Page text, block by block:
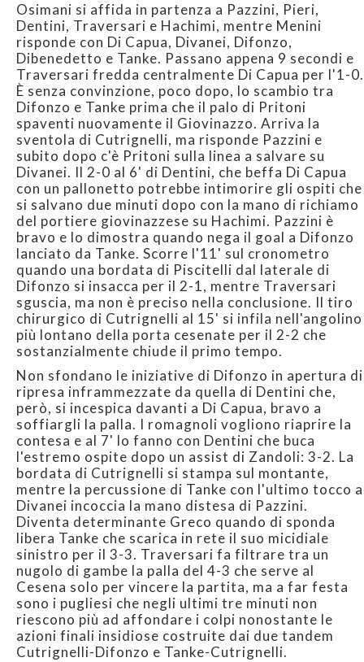
Osimani si affida in partenza a Pazzini, Pieri,
Dentini, Traversari e Hachimi, mentre Menini
risponde con Di Capua, Divanei, Difonzo,
Dibenedetto e Tanke. Passano appena 9 secondi e
Traversari fredda centralmente Di Capua per l'1-0.
È senza convinzione, poco dopo, lo scambio tra
Difonzo e Tanke prima che il palo di Pritoni
spaventi nuovamente il Giovinazzo. Arriva la
sventola di Cutrignelli, ma risponde Pazzini e
subito dopo c'è Pritoni sulla linea a salvare su
Divanei. Il 2-0 al 6' di Dentini, che beffa Di Capua
con un pallonetto potrebbe intimorire gli ospiti che
si salvano due minuti dopo con la mano di richiamo
del portiere giovinazzese su Hachimi. Pazzini è
bravo e lo dimostra quando nega il goal a Difonzo
lanciato da Tanke. Scorre l'11' sul cronometro
quando una bordata di Piscitelli dal laterale di
Difonzo si insacca per il 2-1, mentre Traversari
sguscia, ma non è preciso nella conclusione. Il tiro
chirurgico di Cutrignelli al 15' si infila nell'angolino
più lontano della porta cesenate per il 2-2 che
sostanzialmente chiude il primo tempo.
Non sfondano le iniziative di Difonzo in apertura di
ripresa inframmezzate da quella di Dentini che,
però, si incespica davanti a Di Capua, bravo a
soffiargli la palla. I romagnoli vogliono riaprire la
contesa e al 7' lo fanno con Dentini che buca
l'estremo ospite dopo un assist di Zandoli: 3-2. La
bordata di Cutrignelli si stampa sul montante,
mentre la percussione di Tanke con l'ultimo tocco a
Divanei incoccia la mano distesa di Pazzini.
Diventa determinante Greco quando di sponda
libera Tanke che scarica in rete il suo micidiale
sinistro per il 3-3. Traversari fa filtrare tra un
nugolo di gambe la palla del 4-3 che serve al
Cesena solo per vincere la partita, ma a far festa
sono i pugliesi che negli ultimi tre minuti non
riescono più ad affondare i colpi nonostante le
azioni finali insidiose costruite dai due tandem
Cutrignelli-Difonzo e Tanke-Cutrignelli.